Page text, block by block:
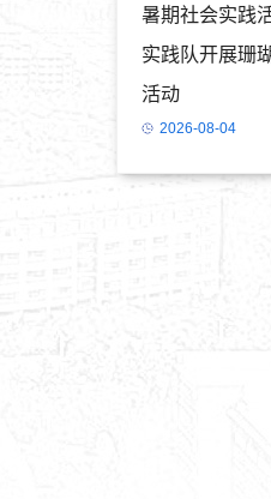
暑期社会实践
实践队开展珊
活动
2026-08-04